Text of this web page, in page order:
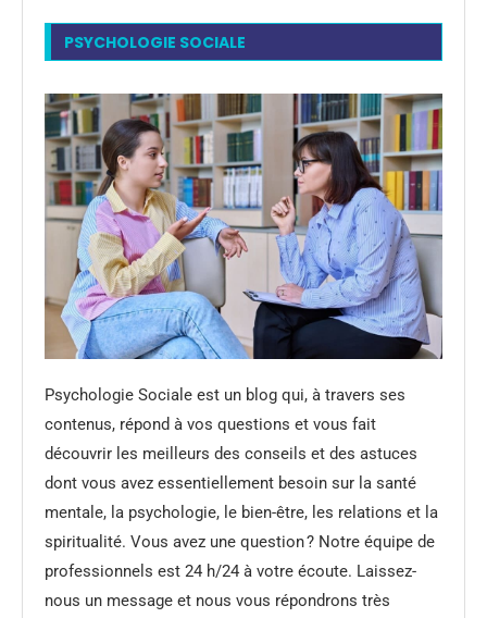
PSYCHOLOGIE SOCIALE
Psychologie Sociale est un blog qui, à travers ses
contenus, répond à vos questions et vous fait
découvrir les meilleurs des conseils et des astuces
dont vous avez essentiellement besoin sur la santé
mentale, la psychologie, le bien-être, les relations et la
spiritualité. Vous avez une question ? Notre équipe de
professionnels est 24 h/24 à votre écoute. Laissez-
nous un message et nous vous répondrons très